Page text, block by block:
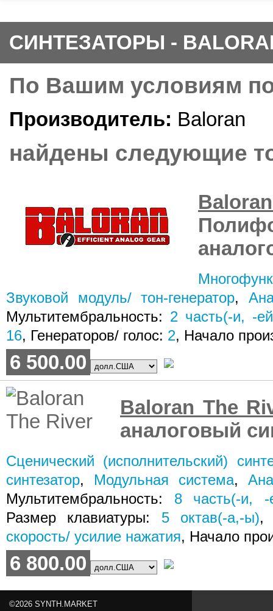
СИНТЕЗАТОРЫ -
По Вашим условиям
Производитель: Baloran
найдены следующие
Звуковой модуль/ тон-генератор,
Мультитембральность: 2 часть(-и, -
16, Генераторов/ голос: 2, Начало
6 500.00
Baloran The
аналоговый
Сценический (исполнительский)
синтезатор, Модульная система,
Мультитембральность: 8
часть(-и, -
Размер клавиатуры: 5 октав(-а,-ы)
скорость/ усилие нажатия, Начало
6 800.00
©2026 SYNTH.MARKET